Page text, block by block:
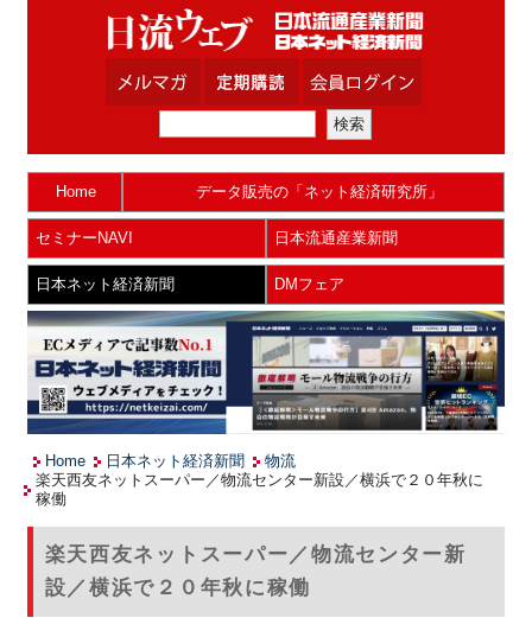
Home データ販売の「ネット経済研究所」
セミナーNAVI 日本流通産業新聞
日本ネット経済新聞 DMフェア
Home 日本ネット経済新聞
物流
楽天西友ネットスーパー／物流センター新設／横浜で２０年秋に
稼働
楽天西友ネットスーパー／物流センター新
設／横浜で２０年秋に稼働